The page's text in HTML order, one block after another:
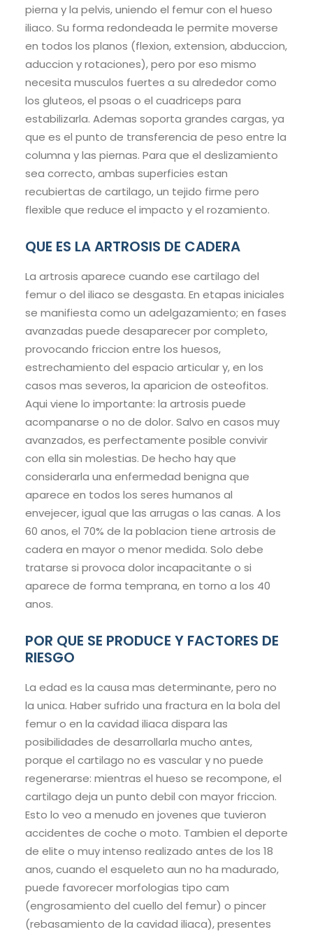
pierna y la pelvis, uniendo el femur con el hueso
iliaco. Su forma redondeada le permite moverse
en todos los planos (flexion, extension, abduccion,
aduccion y rotaciones), pero por eso mismo
necesita musculos fuertes a su alrededor como
los gluteos, el psoas o el cuadriceps para
estabilizarla. Ademas soporta grandes cargas, ya
que es el punto de transferencia de peso entre la
columna y las piernas. Para que el deslizamiento
sea correcto, ambas superficies estan
recubiertas de cartilago, un tejido firme pero
flexible que reduce el impacto y el rozamiento.
QUE ES LA ARTROSIS DE CADERA
La artrosis aparece cuando ese cartilago del
femur o del iliaco se desgasta. En etapas iniciales
se manifiesta como un adelgazamiento; en fases
avanzadas puede desaparecer por completo,
provocando friccion entre los huesos,
estrechamiento del espacio articular y, en los
casos mas severos, la aparicion de osteofitos.
Aqui viene lo importante: la artrosis puede
acompanarse o no de dolor. Salvo en casos muy
avanzados, es perfectamente posible convivir
con ella sin molestias. De hecho hay que
considerarla una enfermedad benigna que
aparece en todos los seres humanos al
envejecer, igual que las arrugas o las canas. A los
60 anos, el 70% de la poblacion tiene artrosis de
cadera en mayor o menor medida. Solo debe
tratarse si provoca dolor incapacitante o si
aparece de forma temprana, en torno a los 40
anos.
POR QUE SE PRODUCE Y FACTORES DE
RIESGO
La edad es la causa mas determinante, pero no
la unica. Haber sufrido una fractura en la bola del
femur o en la cavidad iliaca dispara las
posibilidades de desarrollarla mucho antes,
porque el cartilago no es vascular y no puede
regenerarse: mientras el hueso se recompone, el
cartilago deja un punto debil con mayor friccion.
Esto lo veo a menudo en jovenes que tuvieron
accidentes de coche o moto. Tambien el deporte
de elite o muy intenso realizado antes de los 18
anos, cuando el esqueleto aun no ha madurado,
puede favorecer morfologias tipo cam
(engrosamiento del cuello del femur) o pincer
(rebasamiento de la cavidad iliaca), presentes